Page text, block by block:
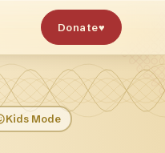
Donate♥
Kids Mode